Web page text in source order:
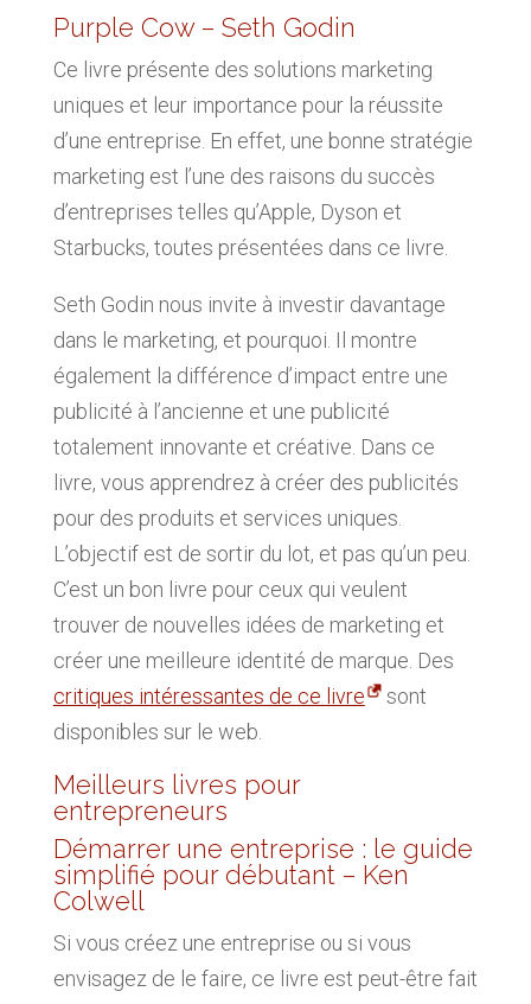
Purple Cow – Seth Godin
Ce livre présente des solutions marketing
uniques et leur importance pour la réussite
d’une entreprise. En effet, une bonne stratégie
marketing est l’une des raisons du succès
d’entreprises telles qu’Apple, Dyson et
Starbucks, toutes présentées dans ce livre.
Seth Godin nous invite à investir davantage
dans le marketing, et pourquoi. Il montre
également la différence d’impact entre une
publicité à l’ancienne et une publicité
totalement innovante et créative. Dans ce
livre, vous apprendrez à créer des publicités
pour des produits et services uniques.
L’objectif est de sortir du lot, et pas qu’un peu.
C’est un bon livre pour ceux qui veulent
trouver de nouvelles idées de marketing et
créer une meilleure identité de marque. Des
critiques intéressantes de ce livre
sont
disponibles sur le web.
Meilleurs livres pour
entrepreneurs
Démarrer une entreprise : le guide
simplifié pour débutant – Ken
Colwell
Si vous créez une entreprise ou si vous
envisagez de le faire, ce livre est peut-être fait